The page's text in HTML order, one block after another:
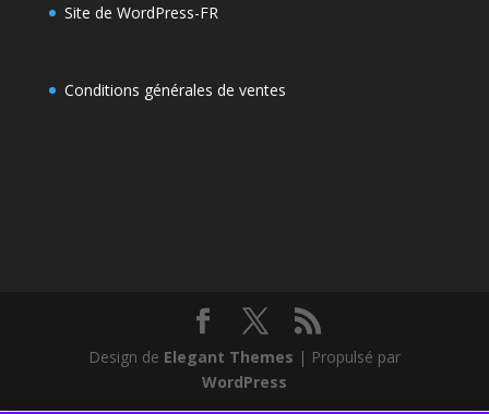
Site de WordPress-FR
Conditions générales de ventes
Design de Elegant Themes | Propulsé par
WordPress